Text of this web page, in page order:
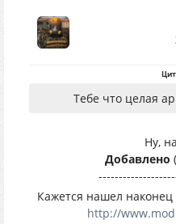
Тебе что целая
Ну,
Добавлено
Кажется нашел наконец
http://